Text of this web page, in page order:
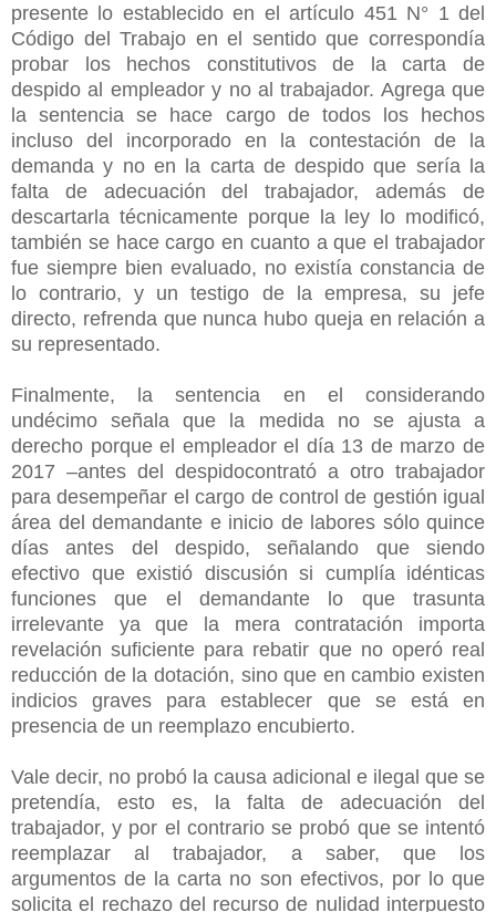
presente lo establecido en el artículo 451 N° 1 del
Código del Trabajo en el sentido que correspondía
probar los hechos constitutivos de la carta de
despido al empleador y no al trabajador. Agrega que
la sentencia se hace cargo de todos los hechos
incluso del incorporado en la contestación de la
demanda y no en la carta de despido que sería la
falta de adecuación del trabajador, además de
descartarla técnicamente porque la ley lo modificó,
también se hace cargo en cuanto a que el trabajador
fue siempre bien evaluado, no existía constancia de
lo contrario, y un testigo de la empresa, su jefe
directo, refrenda que nunca hubo queja en relación a
su representado.
Finalmente, la sentencia en el considerando
undécimo señala que la medida no se ajusta a
derecho porque el empleador el día 13 de marzo de
2017 –antes del despidocontrató a otro trabajador
para desempeñar el cargo de control de gestión igual
área del demandante e inicio de labores sólo quince
días antes del despido, señalando que siendo
efectivo que existió discusión si cumplía idénticas
funciones que el demandante lo que trasunta
irrelevante ya que la mera contratación importa
revelación suficiente para rebatir que no operó real
reducción de la dotación, sino que en cambio existen
indicios graves para establecer que se está en
presencia de un reemplazo encubierto.
Vale decir, no probó la causa adicional e ilegal que se
pretendía, esto es, la falta de adecuación del
trabajador, y por el contrario se probó que se intentó
reemplazar al trabajador, a saber, que los
argumentos de la carta no son efectivos, por lo que
solicita el rechazo del recurso de nulidad interpuesto